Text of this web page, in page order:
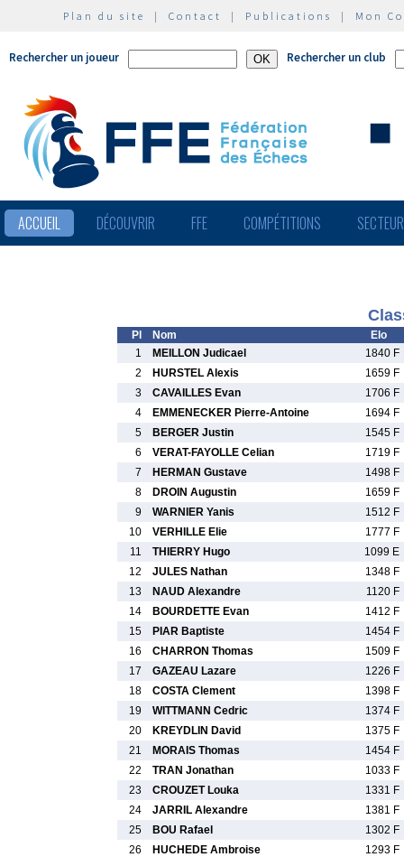
Plan du site | Contact | Publications | Mon
Rechercher un joueur Rechercher un club
ACCUEIL DÉCOUVRIR FFE COMPÉTITIONS
Pl Nom
Elo
1
MEILLON Judicael
1840 F
2
HURSTEL Alexis
1659 F
3
CAVAILLES Evan
1706 F
4
EMMENECKER Pierre-Antoine
1694 F
5
BERGER Justin
1545 F
6
VERAT-FAYOLLE Celian
1719 F
7
HERMAN Gustave
1498 F
8
DROIN Augustin
1659 F
9
WARNIER Yanis
1512 F
10
VERHILLE Elie
1777 F
11
THIERRY Hugo
1099 E
12
JULES Nathan
1348 F
13
NAUD Alexandre
1120 F
14
BOURDETTE Evan
1412 F
15
PIAR Baptiste
1454 F
16
CHARRON Thomas
1509 F
17
GAZEAU Lazare
1226 F
18
COSTA Clement
1398 F
19
WITTMANN Cedric
1374 F
20
KREYDLIN David
1375 F
21
MORAIS Thomas
1454 F
22
TRAN Jonathan
1033 F
23
CROUZET Louka
1331 F
24
JARRIL Alexandre
1381 F
25
BOU Rafael
1302 F
26
HUCHEDE Ambroise
1293 F